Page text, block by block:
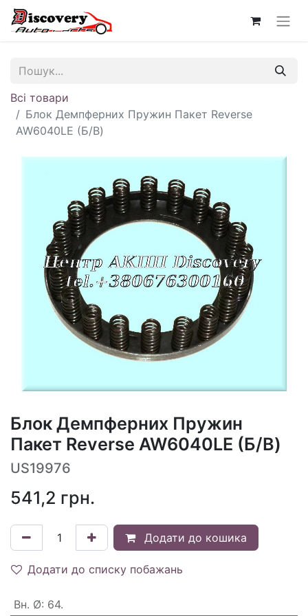
Всі товари
Блок Демпферних Пружин Пакет Reverse
AW6040LE (Б/В)
Блок Демпферних Пружин
Пакет Reverse AW6040LE (Б/В)
US19976
541,2 грн.
Додати до кошика
Додати до списку побажань
Вн. Ø: 64.